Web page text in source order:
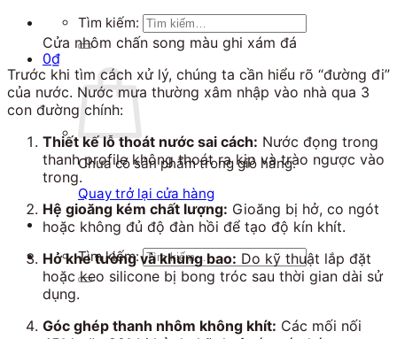
Tìm kiếm:
0₫
Chưa có sản phẩm trong giỏ hàng.
Quay trở lại cửa hàng
Tìm kiếm:
Cửa nhôm chấn song màu ghi xám đá
Trước khi tìm cách xử lý, chúng ta cần hiểu rõ “đường đi”
của nước. Nước mưa thường xâm nhập vào nhà qua 3
con đường chính:
Thiết kế lỗ thoát nước sai cách: Nước đọng trong
thanh profile không thoát ra kịp và trào ngược vào
trong.
Hệ gioăng kém chất lượng: Gioăng bị hở, co ngót
hoặc không đủ độ đàn hồi để tạo độ kín khít.
Hở khe tường và khung bao: Do kỹ thuật lắp đặt
hoặc keo silicone bị bong tróc sau thời gian dài sử
dụng.
Góc ghép thanh nhôm không khít: Các mối nối